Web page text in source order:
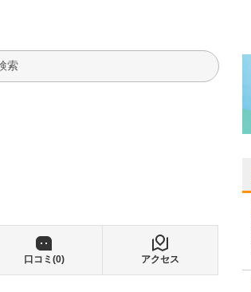
索
口コミ(0) アクセス